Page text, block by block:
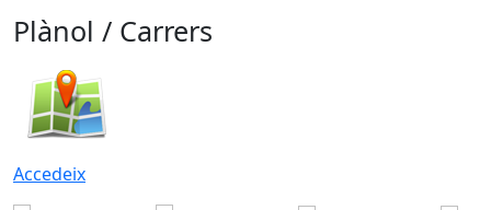
Plànol / Carrers
Accedeix